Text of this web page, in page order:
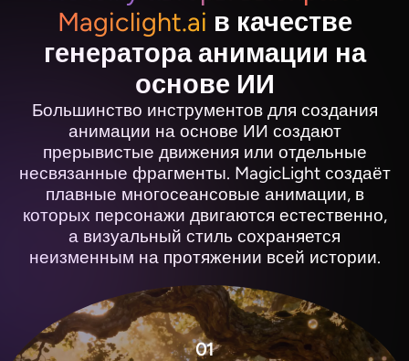
View all tools
Magiclight.ai в качестве
генератора анимации на
основе ИИ
Большинство инструментов для создания
анимации на основе ИИ создают
прерывистые движения или отдельные
несвязанные фрагменты. MagicLight создаёт
плавные многосеансовые анимации, в
которых персонажи двигаются естественно,
а визуальный стиль сохраняется
неизменным на протяжении всей истории.
01